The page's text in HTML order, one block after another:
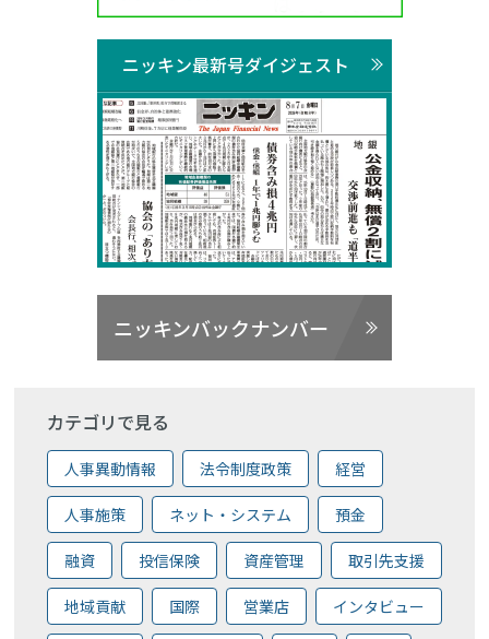
ニッキン最新号ダイジェスト
ニッキンバックナンバー
カテゴリで見る
人事異動情報 法令制度政策 経営
人事施策 ネット・システム 預金
融資 投信保険 資産管理 取引先支援
地域貢献 国際 営業店 インタビュー